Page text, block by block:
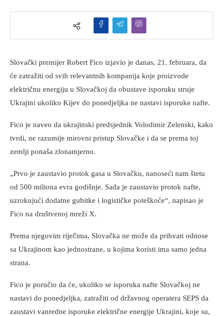
Slovački premijer Robert Fico izjavio je danas, 21. februara, da
će zatražiti od svih relevantnih kompanija koje proizvode
električnu energiju u Slovačkoj da obustave isporuku struje
Ukrajini ukoliko Kijev do ponedjeljka ne nastavi isporuke nafte.
Fico je naveo da ukrajinski predsjednik Volodimir Zelenski, kako
tvrdi, ne razumije mirovni pristup Slovačke i da se prema toj
zemlji ponaša zlonamjerno.
„Prvo je zaustavio protok gasa u Slovačku, nanoseći nam štetu
od 500 miliona evra godišnje. Sada je zaustavio protok nafte,
uzrokujući dodatne gubitke i logističke poteškoće“, napisao je
Fico na društvenoj mreži X.
Prema njegovim riječima, Slovačka ne može da prihvati odnose
sa Ukrajinom kao jednostrane, u kojima koristi ima samo jedna
strana.
Fico je poručio da će, ukoliko se isporuka nafte Slovačkoj ne
nastavi do ponedjeljka, zatražiti od državnog operatera SEPS da
zaustavi vanredne isporuke električne energije Ukrajini, koje su,